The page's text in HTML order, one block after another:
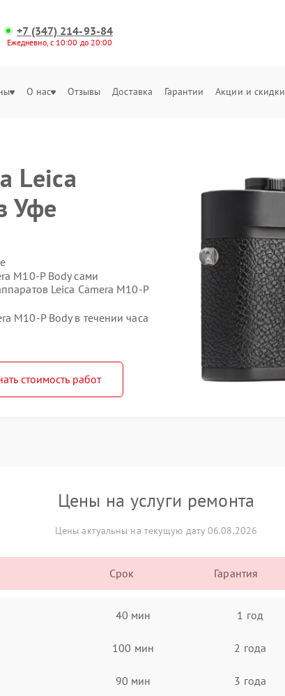
+7 (347) 214-93-84
Ежедневно, с 10:00 до 20:00
О нас Отзывы Доставка Гарантии Акции и скидки
Leica
Уфе
M10-P Body сами
Leica Camera M10-P
M10-P Body в течении часа
стоимость работ
Цены на услуги ремонта
Цены актуальны на текущую дату 06.08.2026
Срок Гарантия
40 мин 1 год
100 мин 2 года
90 мин 3 года